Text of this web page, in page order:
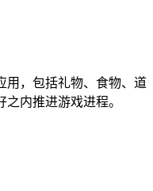
用，包括礼物、食物、道
内推进游戏进程。